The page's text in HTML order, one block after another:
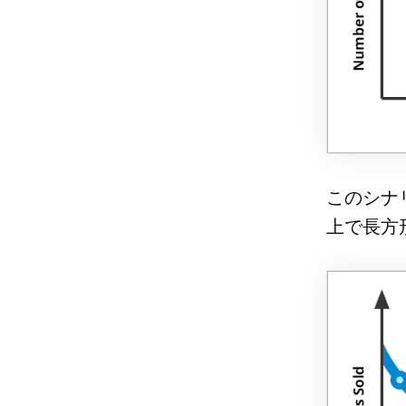
このシ
上で長